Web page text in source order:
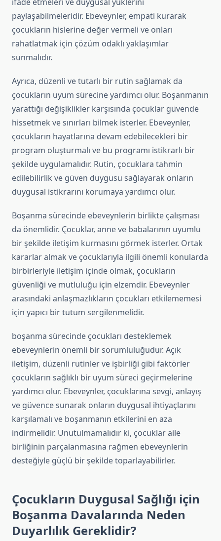
paylaşabilmeleridir. Ebeveynler, empati kurarak
çocukların hislerine değer vermeli ve onları
rahatlatmak için çözüm odaklı yaklaşımlar
sunmalıdır.
Ayrıca, düzenli ve tutarlı bir rutin sağlamak da
çocukların uyum sürecine yardımcı olur. Boşanmanın
yarattığı değişiklikler karşısında çocuklar güvende
hissetmek ve sınırları bilmek isterler. Ebeveynler,
çocukların hayatlarına devam edebilecekleri bir
program oluşturmalı ve bu programı istikrarlı bir
şekilde uygulamalıdır. Rutin, çocuklara tahmin
edilebilirlik ve güven duygusu sağlayarak onların
duygusal istikrarını korumaya yardımcı olur.
Boşanma sürecinde ebeveynlerin birlikte çalışması
da önemlidir. Çocuklar, anne ve babalarının uyumlu
bir şekilde iletişim kurmasını görmek isterler. Ortak
kararlar almak ve çocuklarıyla ilgili önemli konularda
birbirleriyle iletişim içinde olmak, çocukların
güvenliği ve mutluluğu için elzemdir. Ebeveynler
arasındaki anlaşmazlıkların çocukları etkilememesi
için yapıcı bir tutum sergilenmelidir.
boşanma sürecinde çocukları desteklemek
ebeveynlerin önemli bir sorumluluğudur. Açık
iletişim, düzenli rutinler ve işbirliği gibi faktörler
çocukların sağlıklı bir uyum süreci geçirmelerine
yardımcı olur. Ebeveynler, çocuklarına sevgi, anlayış
ve güvence sunarak onların duygusal ihtiyaçlarını
karşılamalı ve boşanmanın etkilerini en aza
indirmelidir. Unutulmamalıdır ki, çocuklar aile
birliğinin parçalanmasına rağmen ebeveynlerin
desteğiyle güçlü bir şekilde toparlayabilirler.
Çocukların Duygusal Sağlığı için
Boşanma Davalarında Neden
Duyarlılık Gereklidir?